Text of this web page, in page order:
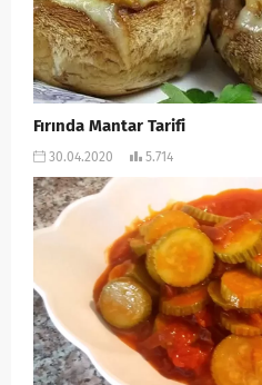
Fırında Mantar Tarifi
30.04.2020 5.714